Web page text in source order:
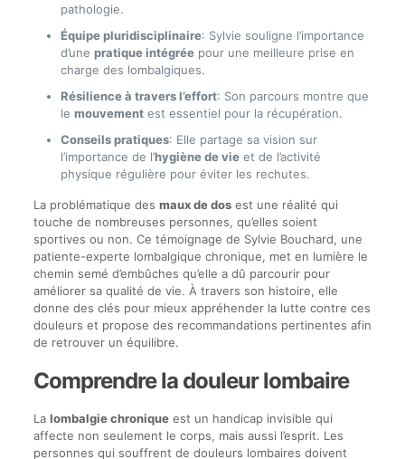
pathologie.
Équipe pluridisciplinaire: Sylvie souligne l’importance
d’une pratique intégréepour une meilleure prise en
charge des lombalgiques.
Résilience à travers l’effort: Son parcours montre que
le mouvementest essentiel pour la récupération.
Conseils pratiques: Elle partage sa vision sur
l’importance de l’hygiène de vieet de l’activité
physique régulière pour éviter les rechutes.
La problématique des maux de dosest une réalité qui
touche de nombreuses personnes, qu’elles soient
sportives ou non. Ce témoignage de Sylvie Bouchard, une
patiente-experte lombalgique chronique, met en lumière le
chemin semé d’embûches qu’elle a dû parcourir pour
améliorer sa qualité de vie. À travers son histoire, elle
donne des clés pour mieux appréhender la lutte contre ces
douleurs et propose des recommandations pertinentes afin
de retrouver un équilibre.
Comprendre la douleur lombaire
La lombalgie chroniqueest un handicap invisible qui
affecte non seulement le corps, mais aussi l’esprit. Les
personnes qui souffrent de douleurs lombaires doivent